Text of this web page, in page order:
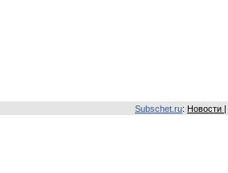
Subschet.ru: Новости